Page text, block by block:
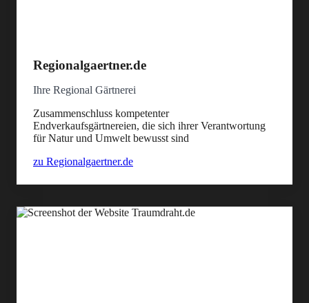
Regionalgaertner.de
Ihre Regional Gärtnerei
Zusammenschluss kompetenter
Endverkaufsgärtnereien, die sich ihrer Verantwortung
für Natur und Umwelt bewusst sind
zu Regionalgaertner.de